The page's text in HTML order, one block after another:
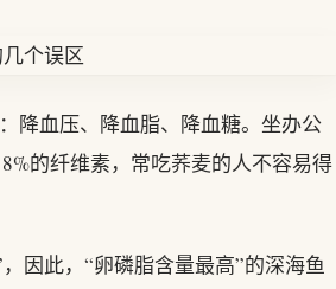
降血压、降血脂、降血糖。坐办公
的纤维素，常吃荞麦的人不容易得
因此，“卵磷脂含量最高”的深海鱼